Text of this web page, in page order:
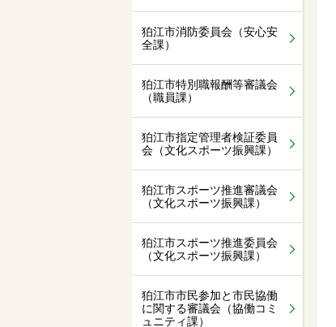
狛江市消防委員会（安心安
全課）
狛江市特別職報酬等審議会
（職員課）
狛江市指定管理者検証委員
会（文化スポーツ振興課）
狛江市スポーツ推進審議会
（文化スポーツ振興課）
狛江市スポーツ推進委員会
（文化スポーツ振興課）
狛江市市民参加と市民協働
に関する審議会（協働コミ
ュニティ課）